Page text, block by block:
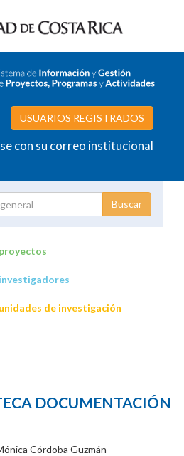
USUARIOS REGISTRADOS
con su correo institucional
de investigación
DOCUMENTACIÓN
Córdoba Guzmán